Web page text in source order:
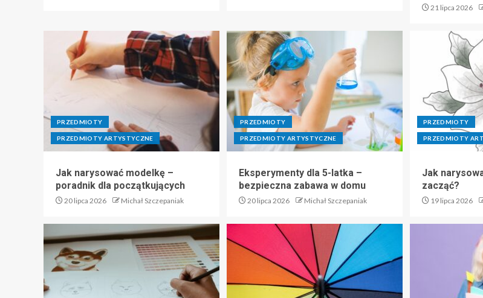
21 lipca 2026
PRZEDMIOTY
PRZEDMIOTY ARTYSTYCZNE
Jak narysować modelkę –
poradnik dla początkujących
20 lipca 2026 Michał Szczepaniak
PRZEDMIOTY
PRZEDMIOTY ARTYSTYCZNE
Eksperymenty dla 5-latka –
bezpieczna zabawa w domu
20 lipca 2026 Michał Szczepaniak
PRZEDMIOTY
PRZEDMIOTY
Jak
zacząć?
19 lipca 2026